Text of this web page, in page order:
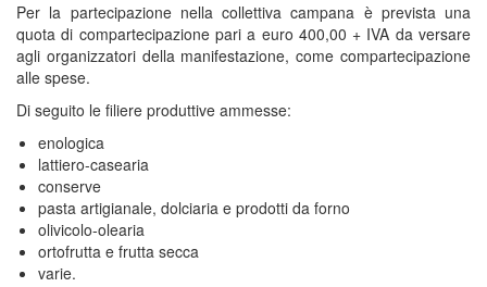
Per la partecipazione nella collettiva campana è prevista una
quota di compartecipazione pari a euro 400,00 + IVA da versare
agli organizzatori della manifestazione, come compartecipazione
alle spese.
Di seguito le filiere produttive ammesse:
enologica
lattiero-casearia
conserve
pasta artigianale, dolciaria e prodotti da forno
olivicolo-olearia
ortofrutta e frutta secca
varie.